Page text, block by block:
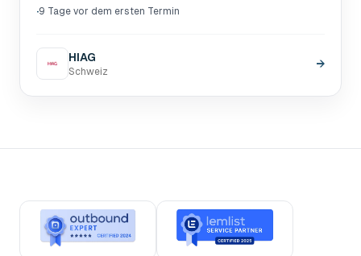
·9 Tage vor dem ersten Termin
HIAG
Schweiz
→